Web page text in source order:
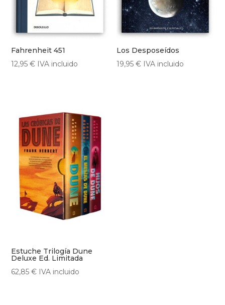
Fahrenheit 451
12,95€ IVA incluido
Los Desposeídos
19,95€ IVA incluido
Estuche Trilogía Dune
Deluxe Ed. Limitada
62,85€ IVA incluido